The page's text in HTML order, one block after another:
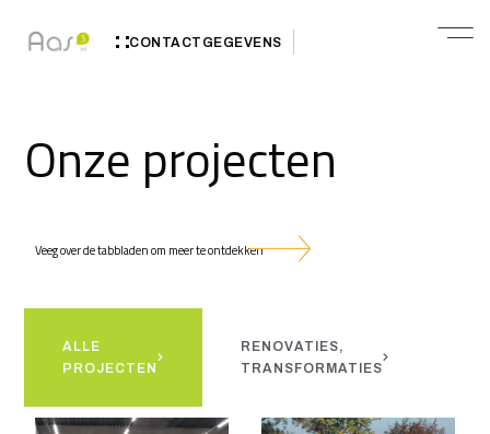
CONTACTGEGEVENS
Onze projecten
Veeg over de tabbladen om meer te ontdekken
ALLE
PROJECTEN
RENOVATIES,
TRANSFORMATIES